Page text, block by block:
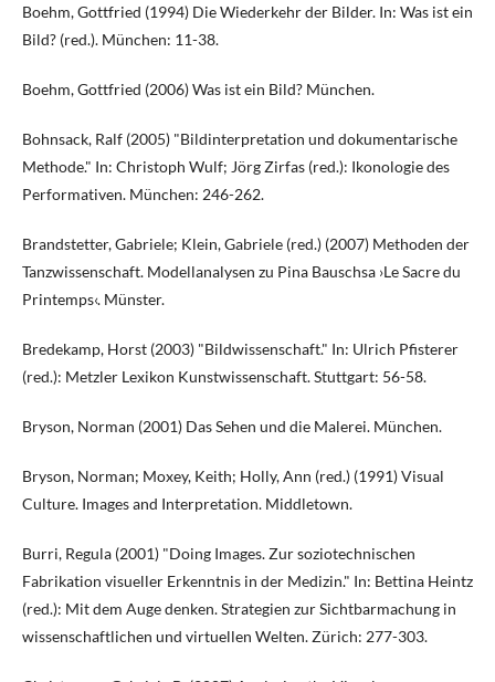
Boehm, Gottfried (1994) Die Wiederkehr der Bilder. In: Was ist ein
Bild? (red.). München: 11-38.
Boehm, Gottfried (2006) Was ist ein Bild? München.
Bohnsack, Ralf (2005) "Bildinterpretation und dokumentarische
Methode." In: Christoph Wulf; Jörg Zirfas (red.): Ikonologie des
Performativen. München: 246-262.
Brandstetter, Gabriele; Klein, Gabriele (red.) (2007) Methoden der
Tanzwissenschaft. Modellanalysen zu Pina Bauschsa ›Le Sacre du
Printemps‹. Münster.
Bredekamp, Horst (2003) "Bildwissenschaft." In: Ulrich Pfisterer
(red.): Metzler Lexikon Kunstwissenschaft. Stuttgart: 56-58.
Bryson, Norman (2001) Das Sehen und die Malerei. München.
Bryson, Norman; Moxey, Keith; Holly, Ann (red.) (1991) Visual
Culture. Images and Interpretation. Middletown.
Burri, Regula (2001) "Doing Images. Zur soziotechnischen
Fabrikation visueller Erkenntnis in der Medizin." In: Bettina Heintz
(red.): Mit dem Auge denken. Strategien zur Sichtbarmachung in
wissenschaftlichen und virtuellen Welten. Zürich: 277-303.